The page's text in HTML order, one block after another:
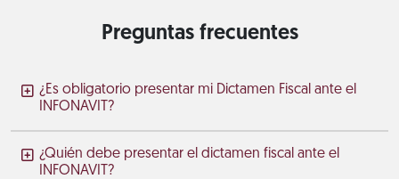
Preguntas frecuentes
¿Es obligatorio presentar mi Dictamen Fiscal ante el
INFONAVIT?
¿Quién debe presentar el dictamen fiscal ante el
INFONAVIT?